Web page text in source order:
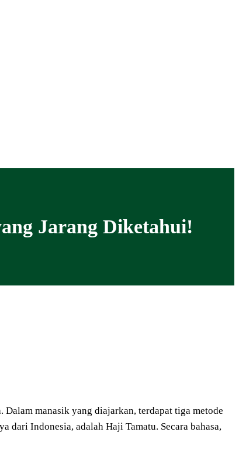
Jarang Diketahui!
manasik yang diajarkan, terdapat tiga metode
dari Indonesia, adalah Haji Tamatu. Secara bahasa,